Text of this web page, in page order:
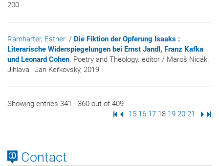
200
Ramharter, Esther. / Die Fiktion der Opferung Isaaks :
Literarische Widerspiegelungen bei Ernst Jandl, Franz Kafka
und Leonard Cohen. Poetry and Theology. editor / Maroš Nicák.
Jihlava : Jan Keřkovský, 2019.
Showing entries 341 - 360 out of 409
First Page
Previous Page
Page
15 Page
16 Page
17 Page
18 Page
19 Page
20 Page
21 Next
Contact